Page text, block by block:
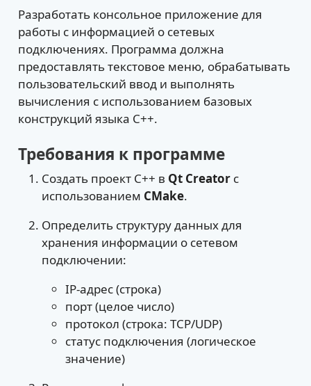
Разработать консольное приложение для
работы с информацией о сетевых
подключениях. Программа должна
предоставлять текстовое меню, обрабатывать
пользовательский ввод и выполнять
вычисления с использованием базовых
конструкций языка C++.
Требования к программе
Создать проект C++ в Qt Creatorс
использованием CMake.
Определить структуру данных для
хранения информации о сетевом
подключении:
IP-адрес (строка)
порт (целое число)
протокол (строка: TCP/UDP)
статус подключения (логическое
значение)